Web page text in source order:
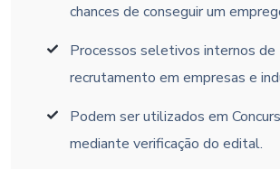
chances de conseguir um
Processos seletivos internos de
recrutamento em empresas e
Podem ser utilizados em
mediante verificação do edital.